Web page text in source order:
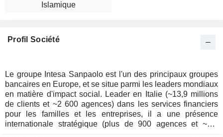
Islamique
Profil Société
Le groupe Intesa Sanpaolo est l'un des principaux groupes
bancaires en Europe, et se situe parmi les leaders mondiaux
en matière d'impact social. Leader en Italie (~13,9 millions
de clients et ~2 600 agences) dans les services financiers
pour les familles et les entreprises, il a une présence
internationale stratégique (plus de 900 agences et ~7,5